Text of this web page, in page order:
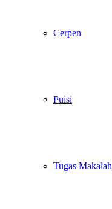
Cerpen
Puisi
Tugas Makalah